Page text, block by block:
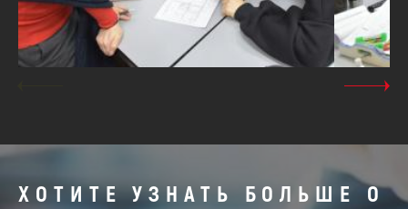
ХОТИТЕ УЗНАТЬ БОЛЬШЕ О